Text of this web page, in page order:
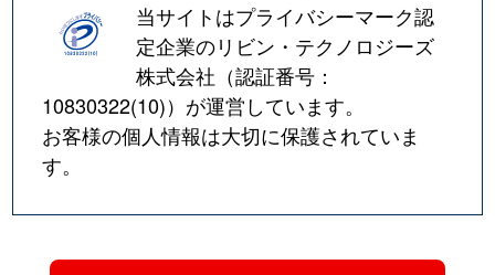
当サイトはプライバシーマーク認
定企業のリビン・テクノロジーズ
株式会社（認証番号：
10830322(10)）が運営しています。
お客様の個人情報は大切に保護されていま
す。